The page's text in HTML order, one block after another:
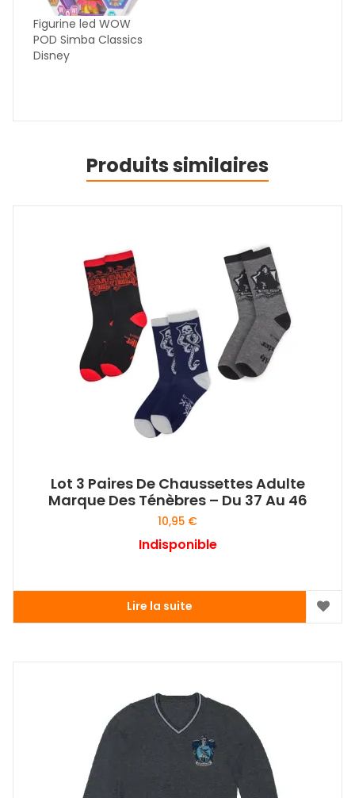
Figurine led WOW
POD Simba Classics
Disney
Produits similaires
Lot 3 Paires De Chaussettes Adulte
Marque Des Ténèbres – Du 37 Au 46
10,95 €
Indisponible
Lire la suite